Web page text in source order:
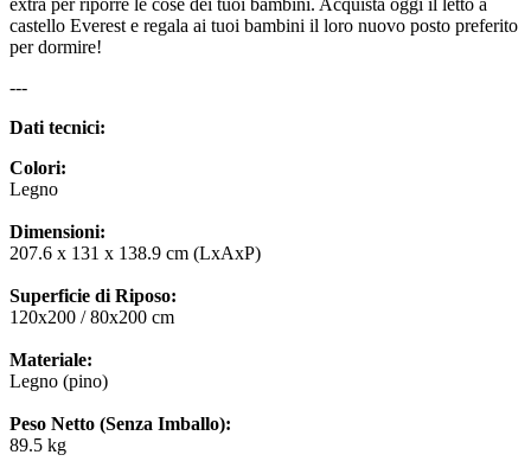
castello Everest e regala ai tuoi bambini il loro nuovo posto preferito
per dormire!
---
Dati tecnici:
Colori:
Legno
Dimensioni:
207.6 x 131 x 138.9 cm (LxAxP)
Superficie di Riposo:
120x200 / 80x200 cm
Materiale:
Legno (pino)
Peso Netto (Senza Imballo):
89.5 kg